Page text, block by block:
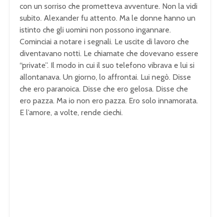
con un sorriso che prometteva avventure. Non la vidi
subito. Alexander fu attento. Ma le donne hanno un
istinto che gli uomini non possono ingannare.
Cominciai a notare i segnali. Le uscite di lavoro che
diventavano notti. Le chiamate che dovevano essere
“private”. Il modo in cui il suo telefono vibrava e lui si
allontanava. Un giorno, lo affrontai. Lui negò. Disse
che ero paranoica. Disse che ero gelosa. Disse che
ero pazza. Ma io non ero pazza. Ero solo innamorata.
E l’amore, a volte, rende ciechi.